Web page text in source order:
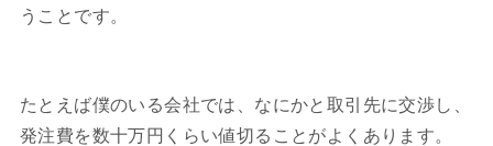
うことです。
たとえば僕のいる会社では、なにかと取引先に交渉し、
発注費を数十万円くらい値切ることがよくあります。